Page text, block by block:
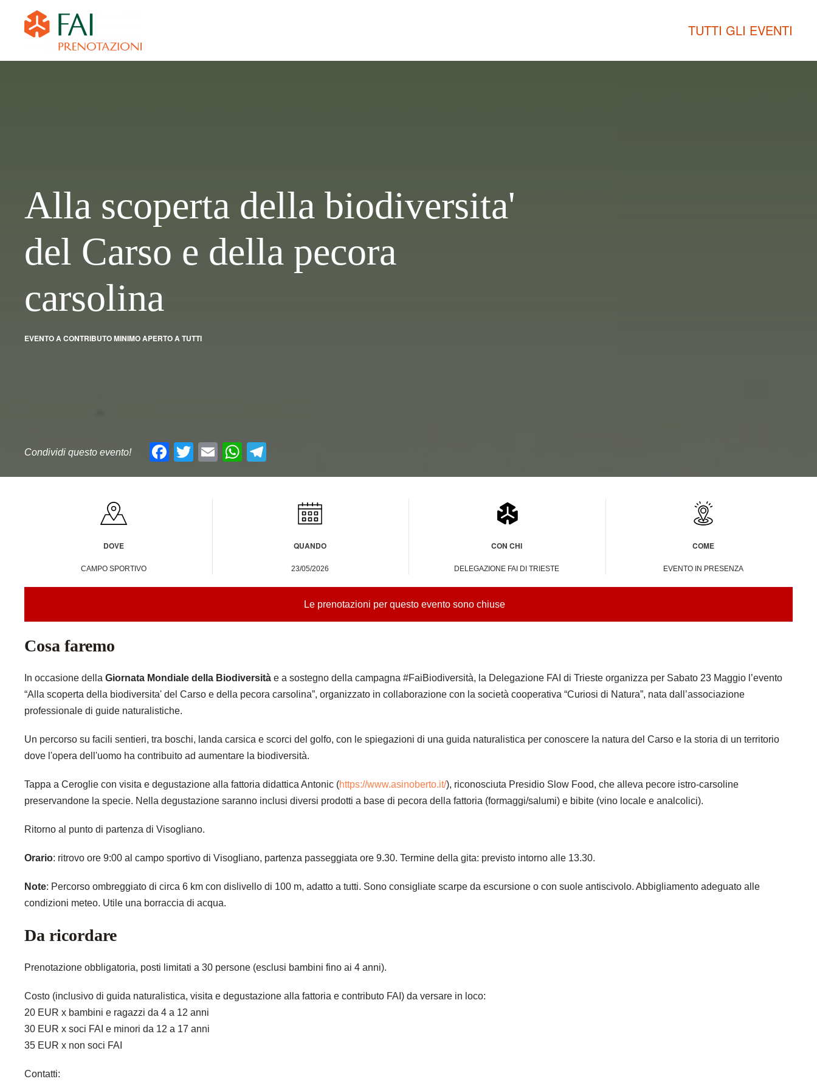
TUTTI GLI EVENTI
Alla scoperta della biodiversita'
del Carso e della pecora
carsolina
EVENTO A CONTRIBUTO MINIMO APERTO A TUTTI
Condividi questo evento! Facebook
Twitter
EmailWhatsApp
DOVE
CAMPO SPORTIVO
QUANDO
23/05/2026
CON CHI
DELEGAZIONE FAI DI TRIESTE
COME
EVENTO IN PRESENZA
Le prenotazioni per questo evento sono chiuse
Cosa faremo
In occasione della Giornata Mondiale della Biodiversità e a sostegno della campagna #FaiBiodiversità, la Delegazione FAI di Trieste organizza per Sabato 23 Maggio l’evento
“Alla scoperta della biodiversita' del Carso e della pecora carsolina”, organizzato in collaborazione con la società cooperativa “Curiosi di Natura”, nata dall’associazione
professionale di guide naturalistiche.
Un percorso su facili sentieri, tra boschi, landa carsica e scorci del golfo, con le spiegazioni di una guida naturalistica per conoscere la natura del Carso e la storia di un territorio
dove l'opera dell'uomo ha contribuito ad aumentare la biodiversità.
Tappa a Ceroglie con visita e degustazione alla fattoria didattica Antonic (https://www.asinoberto.it/), riconosciuta Presidio Slow Food, che alleva pecore istro-carsoline
preservandone la specie. Nella degustazione saranno inclusi diversi prodotti a base di pecora della fattoria (formaggi/salumi) e bibite (vino locale e analcolici).
Ritorno al punto di partenza di Visogliano.
Orario: ritrovo ore 9:00 al campo sportivo di Visogliano, partenza passeggiata ore 9.30. Termine della gita: previsto intorno alle 13.30.
Note: Percorso ombreggiato di circa 6 km con dislivello di 100 m, adatto a tutti. Sono consigliate scarpe da escursione o con suole antiscivolo. Abbigliamento adeguato alle
condizioni meteo. Utile una borraccia di acqua.
Da ricordare
Prenotazione obbligatoria, posti limitati a 30 persone (esclusi bambini fino ai 4 anni).
Costo (inclusivo di guida naturalistica, visita e degustazione alla fattoria e contributo FAI) da versare in loco:
20 EUR x bambini e ragazzi da 4 a 12 anni
30 EUR x soci FAI e minori da 12 a 17 anni
35 EUR x non soci FAI
Contatti: